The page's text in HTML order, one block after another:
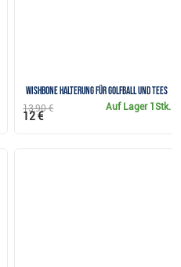
Wishbone Halterung für Golfball und Tees
Auf Lager 1Stk.
13,90 €
12 €